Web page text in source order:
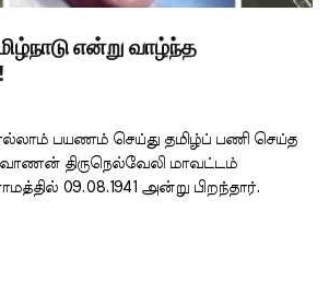
என்று வாழ்ந்த
பயணம் செய்து தமிழ்ப் பணி செய்த
திருநெல்வேலி மாவட்டம்
09.08.1941 அன்று பிறந்தார்.